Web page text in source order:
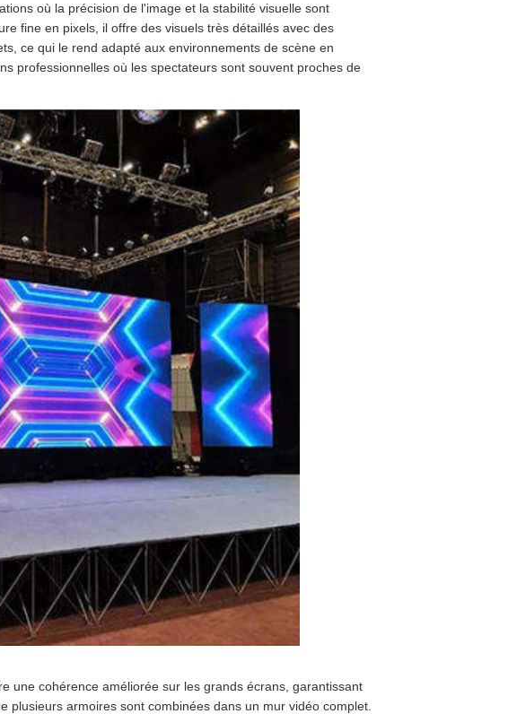
où la précision de l'image et la stabilité visuelle sont
fine en pixels, il offre des visuels très détaillés avec des
ce qui le rend adapté aux environnements de scène en
professionnelles où les spectateurs sont souvent proches de
une cohérence améliorée sur les grands écrans, garantissant
plusieurs armoires sont combinées dans un mur vidéo complet.